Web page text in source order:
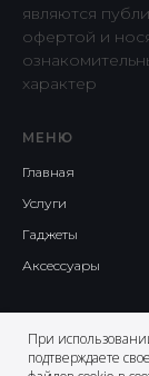
При
подтверждаете
являются
офертой и
характер
МЕНЮ
Главная
Услуги
Гаджеты
Аксессуары